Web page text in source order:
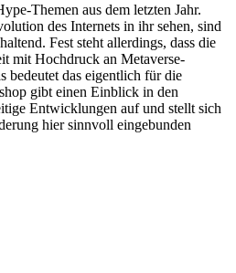
Themen aus dem letzten Jahr.
des Internets in ihr sehen, sind
Fest steht allerdings, dass die
mit Hochdruck an Metaverse-
bedeutet das eigentlich für die
gibt einen Einblick in den
Entwicklungen auf und stellt sich
hier sinnvoll eingebunden